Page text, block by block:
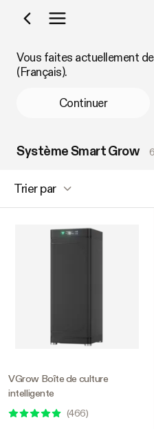
Acheter par
Vous faites actuellement
(Français).
Continuer
Système Smart Grow
Trier par
VGrow Boîte de culture
intelligente
(466)